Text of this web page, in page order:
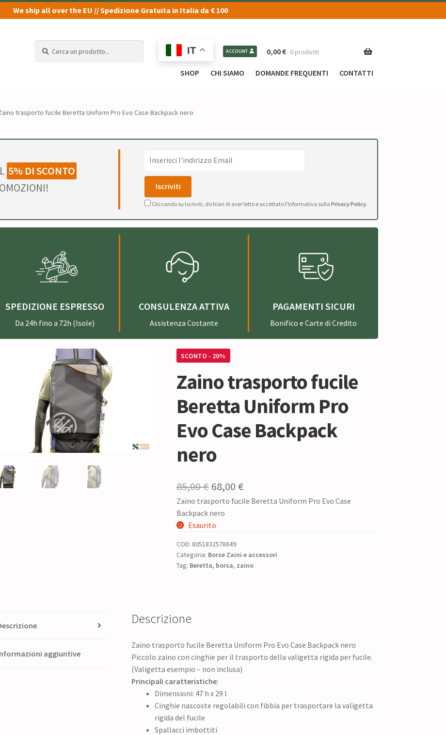
We ship all over the EU // Spedizione Gratuita in Italia da € 100
IT ACCOUNT 0,00€ 0 prodotti
SHOP CHI SIAMO DOMANDE FREQUENTI CONTATTI
trasporto fucile Beretta Uniform Pro Evo Case Backpack nero
5% DI SCONTO
Cliccando su Iscriviti, dichiari di aver letto e accettato l'Informativa sulla Privacy Policy.
SPEDIZIONE ESPRESSO
Da 24h fino a 72h (Isole)
CONSULENZA ATTIVA
Assistenza Costante
PAGAMENTI SICURI
Bonifico e Carte di Credito
SCONTO - 20%
Zaino trasporto fucile
Beretta Uniform Pro
Evo Case Backpack
nero
85,00€ Il
prezzo
originale
85,00 €.
68,00 €Il
prezzo
68,00 €.
Zaino trasporto fucile Beretta Uniform Pro Evo Case
Backpack nero
Esaurito
COD: 8051832578849
Categoria: Borse Zaini e accessori
Tag: Beretta, borsa, zaino
aggiuntive
Descrizione
Zaino trasporto fucile Beretta Uniform Pro Evo Case Backpack nero
Piccolo zaino con cinghie per il trasporto della valigetta rigida per fucile.
(Valigetta esempio – non inclusa)
Principali caratteristiche:
Dimensioni: 47 h x 29 l
Cinghie nascoste regolabili con fibbia per trasportare la valigetta
rigida del fucile
Spallacci imbottiti